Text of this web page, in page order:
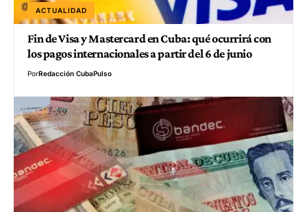
ACTUALIDAD
Fin de Visa y Mastercard en Cuba: qué ocurrirá con
los pagos internacionales a partir del 6 de junio
PorRedacción CubaPulso